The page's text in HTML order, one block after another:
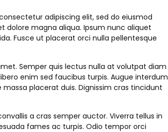
adipiscing elit, sed do eiusmod
dolore magna aliqua. Ipsum nunc aliquet
Fusce ut placerat orci nulla pellentesque
Semper quis lectus nulla at volutpat diam
enim sed faucibus turpis. Augue interdum
placerat duis. Dignissim cras tincidunt
a cras semper auctor. Viverra tellus in
fames ac turpis. Odio tempor orci